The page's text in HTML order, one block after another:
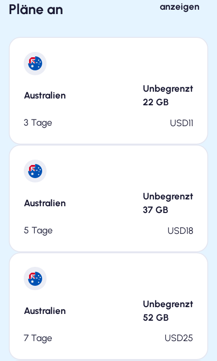
Pläne an
anzeigen
Australien
Unbegrenzt
22 GB
3 Tage
USD11
Australien
Unbegrenzt
37 GB
5 Tage
USD18
Australien
Unbegrenzt
52 GB
7 Tage
USD25